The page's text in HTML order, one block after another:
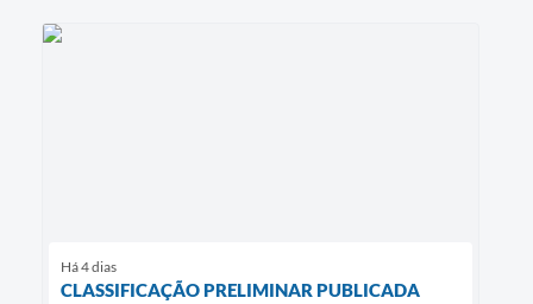
Há 4 dias
CLASSIFICAÇÃO PRELIMINAR PUBLICADA